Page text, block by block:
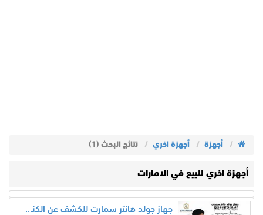
أجهزة أجهزة اخري نتائج البحث (1)
أجهزة اخري للبيع في الامارات
جهاز جولد هانتر سمارت للكشف عن الكنوز والدفائن الذهبية